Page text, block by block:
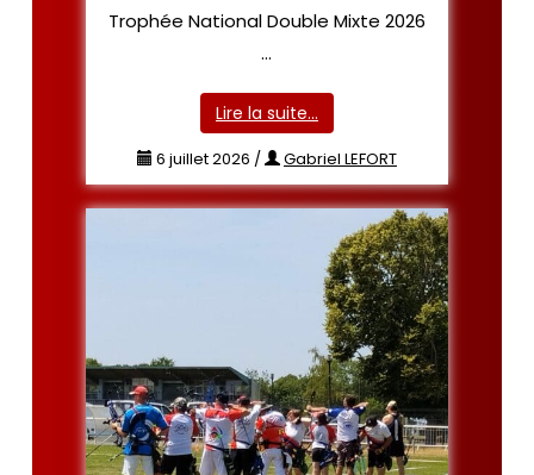
Trophée National Double Mixte 2026
…
Lire la suite…
6 juillet 2026 / Gabriel LEFORT